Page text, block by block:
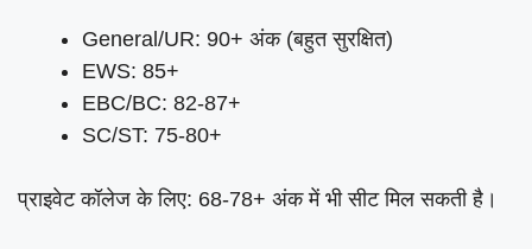
General/UR: 90+ अंक (बहुत सुरक्षित)
EWS: 85+
EBC/BC: 82-87+
SC/ST: 75-80+
प्राइवेट कॉलेज के लिए: 68-78+ अंक में भी सीट मिल सकती है।